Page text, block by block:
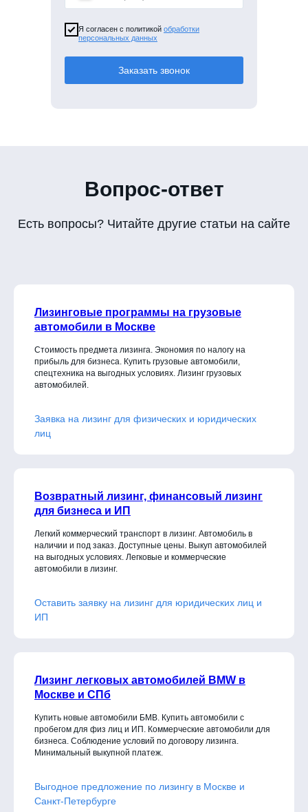
Я согласен с политикой обработки
персональных данных
Заказать звонок
Вопрос-ответ
Есть вопросы? Читайте другие статьи на сайте
Лизинговые программы на грузовые
автомобили в Москве
Стоимость предмета лизинга. Экономия по налогу на
прибыль для бизнеса. Купить грузовые автомобили,
спецтехника на выгодных условиях. Лизинг грузовых
автомобилей.
Заявка на лизинг для физических и юридических
лиц
Возвратный лизинг, финансовый лизинг
для бизнеса и ИП
Легкий коммерческий транспорт в лизинг. Автомобиль в
наличии и под заказ. Доступные цены. Выкуп автомобилей
на выгодных условиях. Легковые и коммерческие
автомобили в лизинг.
Оставить заявку на лизинг для юридических лиц и
ИП
Лизинг легковых автомобилей BMW в
Москве и СПб
Купить новые автомобили БМВ. Купить автомобили с
пробегом для физ лиц и ИП. Коммерческие автомобили для
бизнеса. Соблюдение условий по договору лизинга.
Минимальный выкупной платеж.
Выгодное предложение по лизингу в Москве и
Санкт-Петербурге